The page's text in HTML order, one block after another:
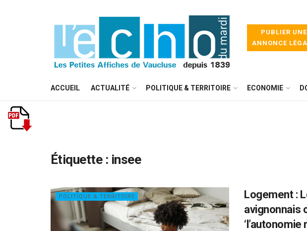
PUBLIER UNE
ANNONCE
ACCUEIL ACTUALITÉ POLITIQUE & TERRITOIRE ECONOMIE
Étiquette : insee
POLITIQUE & TERRITOIRE
Logement :
avignonnais
‘l’autonomie